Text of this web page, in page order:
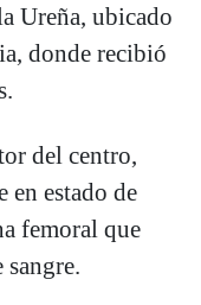
Ureña, ubicado
donde recibió
del centro,
en estado de
femoral que